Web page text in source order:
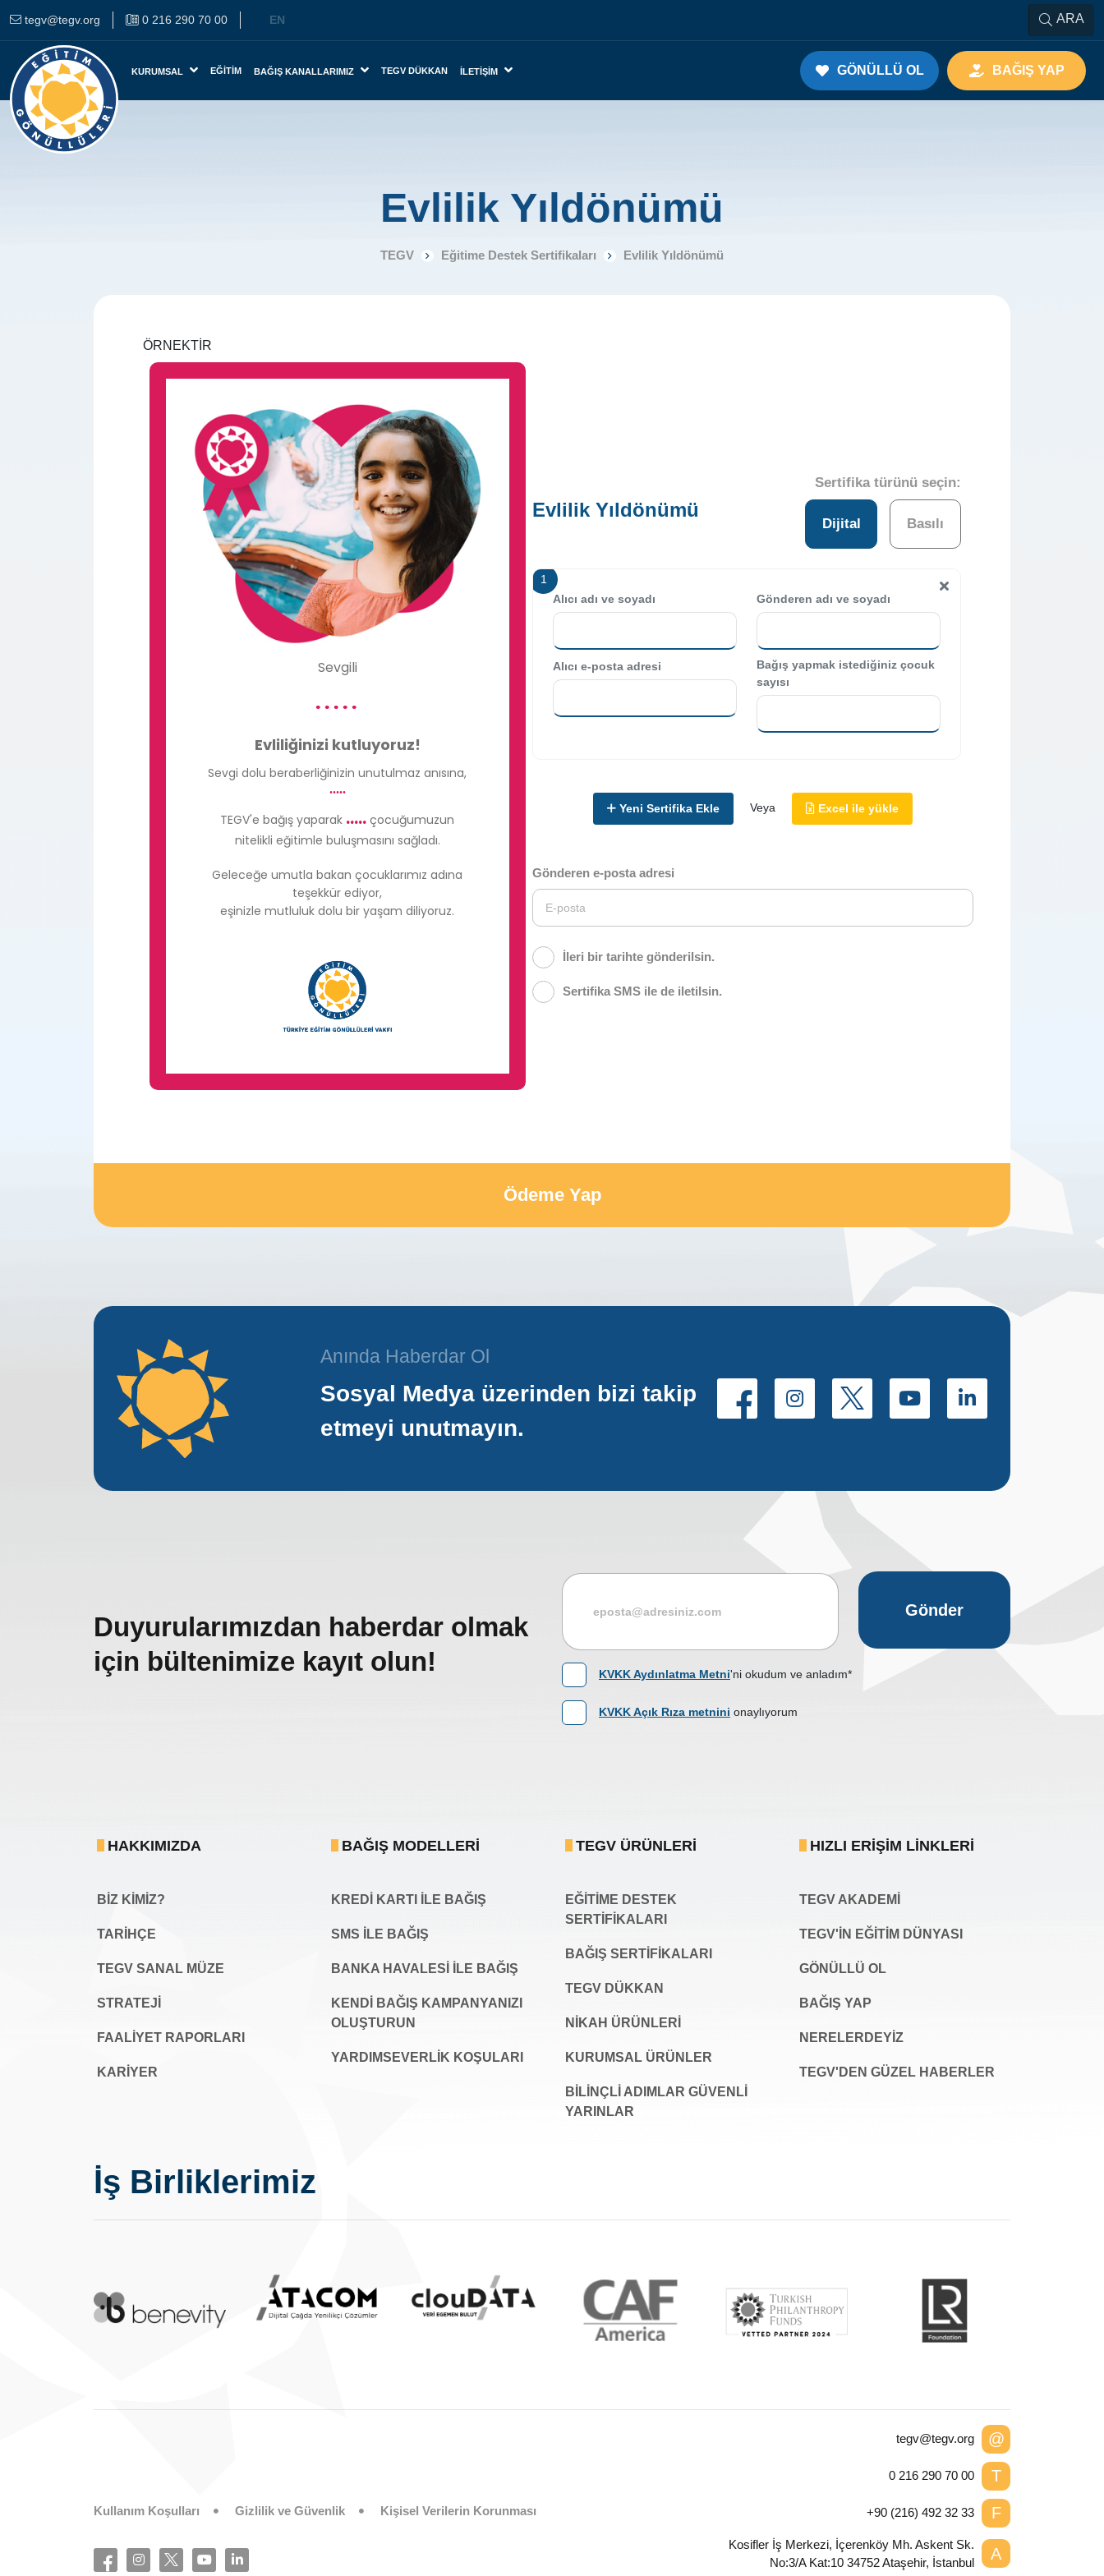
tegv@tegv.org 0 216 290 70 00 EN ARA
KURUMSAL EĞITIM BAĞIŞ KANALLARIMIZ TEGV DÜKKAN İLETIŞIM GÖNÜLLÜ OL BAĞIŞ YAP
Evlilik Yıldönümü
TEGV Eğitime Destek Sertifikaları Evlilik Yıldönümü
ÖRNEKTİR
Evlilik Yıldönümü
Sertifika türünü seçin:
Dijital Basılı
1
Alıcı adı ve soyadı
Gönderen adı ve soyadı
Alıcı e-posta adresi
Bağış yapmak istediğiniz çocuk
sayısı
Yeni Sertifika Ekle Veya Excel ile yükle
Gönderen e-posta adresi
İleri bir tarihte gönderilsin.
Sertifika SMS ile de iletilsin.
Ödeme Yap
Anında Haberdar Ol
Sosyal Medya üzerinden bizi takip
etmeyi unutmayın.
Duyurularımızdan haberdar olmak
için bültenimize kayıt olun!
Gönder
KVKK Aydınlatma Metni'ni okudum ve anladım*
KVKK Açık Rıza metnini onaylıyorum
HAKKIMIZDA
BİZ KİMİZ?
TARİHÇE
TEGV SANAL MÜZE
STRATEJİ
FAALİYET RAPORLARI
KARIYER
BAĞIŞ MODELLERI
KREDİ KARTI İLE BAĞIŞ
SMS İLE BAĞIŞ
BANKA HAVALESİ İLE BAĞIŞ
KENDİ BAĞIŞ KAMPANYANIZI
OLUŞTURUN
YARDIMSEVERLİK KOŞULARI
TEGV ÜRÜNLERI
EĞİTİME DESTEK
SERTİFİKALARI
BAĞIŞ SERTIFIKALARI
TEGV DÜKKAN
NİKAH ÜRÜNLERİ
KURUMSAL ÜRÜNLER
BILINÇLI ADIMLAR GÜVENLI
YARINLAR
HIZLI ERIŞIM LINKLERI
TEGV AKADEMI
TEGV'İN EĞİTİM DÜNYASI
GÖNÜLLÜ OL
BAĞIŞ YAP
NERELERDEYİZ
TEGV'DEN GÜZEL HABERLER
İş Birliklerimiz
Kullanım Koşulları Gizlilik ve Güvenlik Kişisel Verilerin Korunması
tegv@tegv.org @
0 216 290 70 00 T
+90 (216) 492 32 33 F
Kosifler İş Merkezi, İçerenköy Mh. Askent Sk.
No:3/A Kat:10 34752 Ataşehir, İstanbul
A